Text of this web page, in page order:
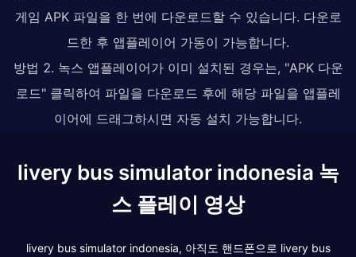
게임 APK 파일을 한 번에 다운로드할 수 있습니다. 다운로
드한 후 앱플레이어 가동이 가능합니다.
방법 2. 녹스 앱플레이어가 이미 설치된 경우는, "APK 다운
로드" 클릭하여 파일을 다운로드 후에 해당 파일을 앱플레
이어에 드래그하시면 자동 설치 가능합니다.
livery bus simulator indonesia 녹
스 플레이 영상
livery bus simulator indonesia, 아직도 핸드폰으로 livery bus